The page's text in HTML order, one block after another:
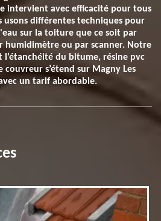
intervient avec efficacité pour tous
usons différentes techniques pour
sur la toiture que ce soit par
humidimètre ou par scanner. Notre
l’étanchéité du bitume, résine pvc
s’étend sur Magny Les
un tarif abordable.